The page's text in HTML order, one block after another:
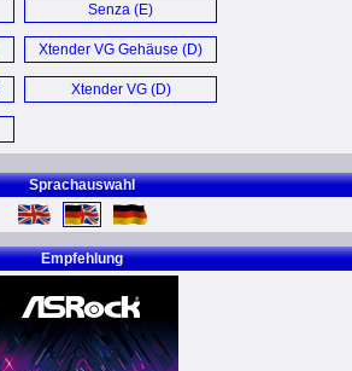
Senza (E)
Xtender VG Gehäuse (D)
Xtender VG (D)
Sprachauswahl
Empfehlung